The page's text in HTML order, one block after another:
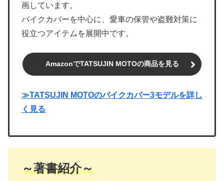
画しています。
バイクカバーを中心に、愛車の保管や盗難対策に
役立つアイテムを展開中です。
AmazonでTATSUJIN MOTOの商品を見る
≫TATSUJIN MOTOのバイクカバー3モデルを詳し
く見る
～著書紹介～